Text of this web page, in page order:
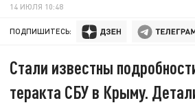
14 ИЮЛЯ 10:48
ПОДПИШИТЕСЬ:
Стали известны
теракта СБУ в Крыму.